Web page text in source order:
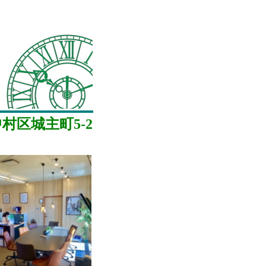
区城主町5-2